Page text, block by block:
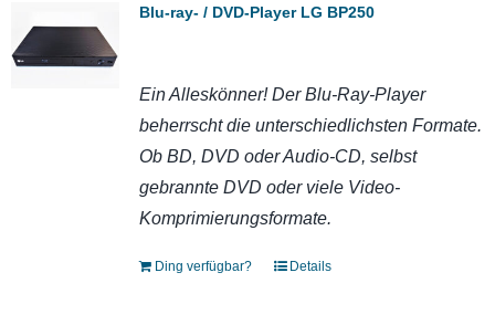
Blu-ray- / DVD-Player LG BP250
Ein Alleskönner! Der Blu-Ray-Player
beherrscht die unterschiedlichsten Formate.
Ob BD, DVD oder Audio-CD, selbst
gebrannte DVD oder viele Video-
Komprimierungsformate.
Ding verfügbar? Details